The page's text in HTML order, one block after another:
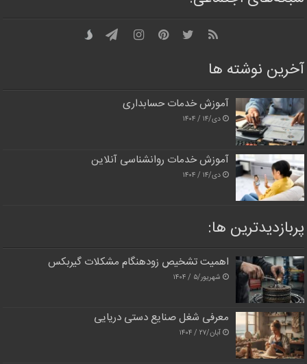
آخرین نوشته ها
آموزش خدمات حسابداری
دی/۱۴ / ۱۴۰۴
آموزش خدمات روانشناسی آنلاین
دی/۱۴ / ۱۴۰۴
پربازدیدترین‌ ها:
اهمیت تشخیص زودهنگام مشکلات گیربکس
شهریور/۵ / ۱۴۰۴
معرفی شغل صنایع دستی دریایی
آبان/۲۷ / ۱۴۰۴